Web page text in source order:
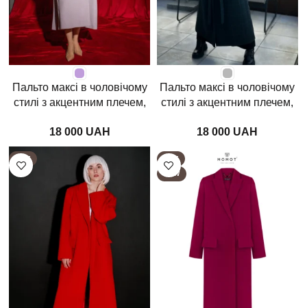
Пальто максі в чоловічому
стилі з акцентним плечем,
UAH
Пальто максі в чоловічому
стилі з акцентним плечем,
UAH
HOT
HOT
NEW